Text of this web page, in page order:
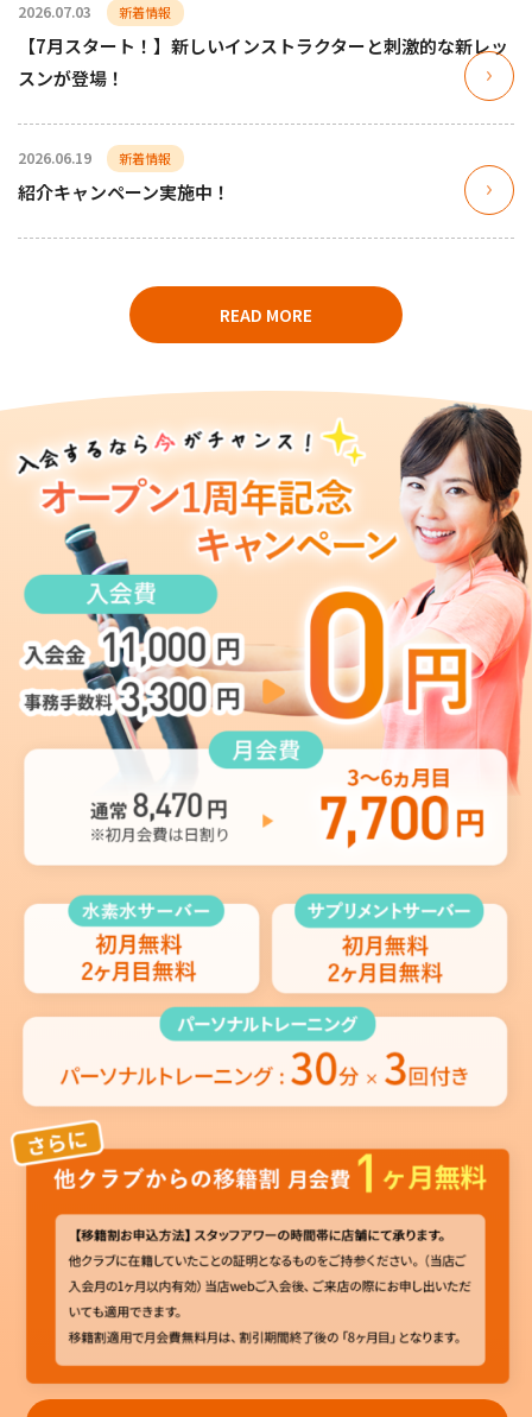
2026.07.03 新着情報
【7月スタート！】新しいインストラクターと刺激的な新レッ
スンが登場！
2026.06.19 新着情報
紹介キャンペーン実施中！
READ MORE